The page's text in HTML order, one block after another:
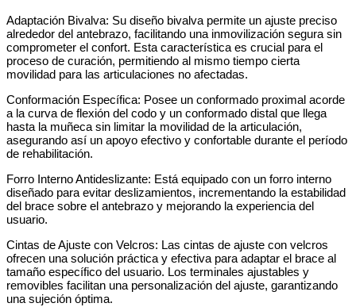
Adaptación Bivalva: Su diseño bivalva permite un ajuste preciso
alrededor del antebrazo, facilitando una inmovilización segura sin
comprometer el confort. Esta característica es crucial para el
proceso de curación, permitiendo al mismo tiempo cierta
movilidad para las articulaciones no afectadas.
Conformación Específica: Posee un conformado proximal acorde
a la curva de flexión del codo y un conformado distal que llega
hasta la muñeca sin limitar la movilidad de la articulación,
asegurando así un apoyo efectivo y confortable durante el período
de rehabilitación.
Forro Interno Antideslizante: Está equipado con un forro interno
diseñado para evitar deslizamientos, incrementando la estabilidad
del brace sobre el antebrazo y mejorando la experiencia del
usuario.
Cintas de Ajuste con Velcros: Las cintas de ajuste con velcros
ofrecen una solución práctica y efectiva para adaptar el brace al
tamaño específico del usuario. Los terminales ajustables y
removibles facilitan una personalización del ajuste, garantizando
una sujeción óptima.